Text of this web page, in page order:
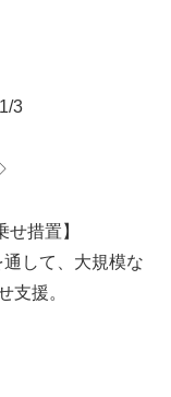
3
措置】
して、大規模な
支援。